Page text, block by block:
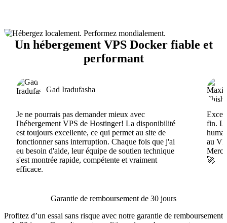
Un hébergement VPS Docker fiable et
performant
Gad Iradufasha
Je ne pourrais pas demander mieux avec
l'hébergement VPS de Hostinger! La disponibilité
est toujours excellente, ce qui permet au site de
fonctionner sans interruption. Chaque fois que j'ai
eu besoin d'aide, leur équipe de soutien technique
s'est montrée rapide, compétente et vraiment
efficace.
fin.
au
Merci
🚀
Garantie de remboursement de 30 jours
Profitez d’un essai sans risque avec notre garantie de remboursement